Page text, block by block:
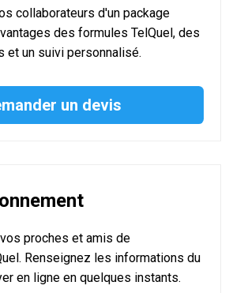
collaborateurs d'un package
des formules TelQuel, des
et un suivi personnalisé.
un devis
proches et amis de
Renseignez les informations du
en ligne en quelques instants.